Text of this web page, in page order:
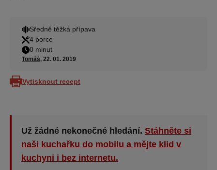
Sředně těžká přípava
4 porce
0 minut
Tomáš, 22. 01. 2019
Vytisknout recept
Už žádné nekonečné hledání. Stáhněte si
naši kuchařku do mobilu a mějte klid v
kuchyni i bez internetu.